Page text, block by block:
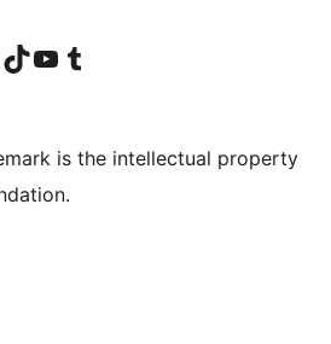
TikTok アカウントへYouTube チャンネルへ Tumblr アカウントへ
is the intellectual property